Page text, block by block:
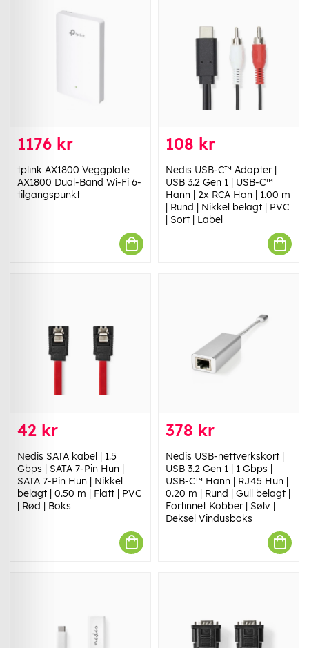
1176 kr
tplink AX1800 Veggplate
AX1800 Dual-Band Wi-Fi 6-
tilgangspunkt
108 kr
Nedis USB-C™ Adapter |
USB 3.2 Gen 1 | USB-C™
Hann | 2x RCA Han | 1.00 m
| Rund | Nikkel belagt | PVC
| Sort | Label
42 kr
Nedis SATA kabel | 1.5
Gbps | SATA 7-Pin Hun |
SATA 7-Pin Hun | Nikkel
belagt | 0.50 m | Flatt | PVC
| Rød | Boks
378 kr
Nedis USB-nettverkskort |
USB 3.2 Gen 1 | 1 Gbps |
USB-C™ Hann | RJ45 Hun |
0.20 m | Rund | Gull belagt |
Fortinnet Kobber | Sølv |
Deksel Vindusboks